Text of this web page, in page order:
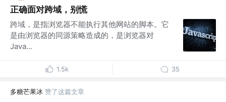
正确面对跨域，别慌
跨域，是指浏览器不能执行其他网站的脚本。它
是由浏览器的同源策略造成的，是浏览器对
Java...
1.5k 35
多糖芒果冰 赞了这篇文章